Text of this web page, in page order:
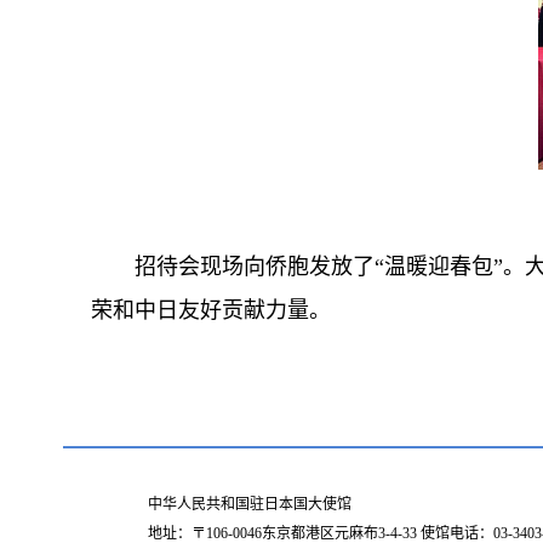
招待会现场向侨胞发放了“温暖迎春包”。
荣和中日友好贡献力量。
中华人民共和国驻日本国大使馆
地址：〒106-0046东京都港区元麻布3-4-33 使馆电话：03-